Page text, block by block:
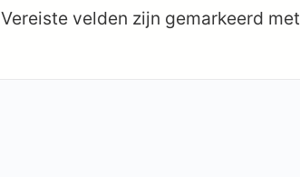
Vereiste velden zijn gemarkeerd met